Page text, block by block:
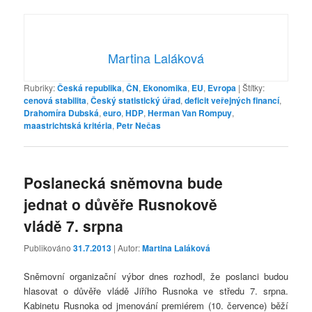
Martina Laláková
Rubriky:Česká republika,ČN, Ekonomika, EU, Evropa |Štítky:
cenová stabilita,Český statistický úřad,deficit veřejných financí,
Drahomíra Dubská,euro,HDP,Herman Van Rompuy,
maastrichtská kritéria, Petr Nečas
Poslanecká sněmovna bude
jednat o důvěře Rusnokově
vládě 7. srpna
Publikováno31.7.2013 | Autor:Martina Laláková
Sněmovní organizační výbor dnes rozhodl, že poslanci budou
hlasovat o důvěře vládě Jiřího Rusnoka ve středu 7. srpna.
Kabinetu Rusnoka od jmenování premiérem (10. července) běží